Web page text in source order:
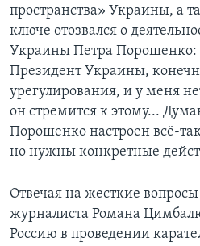
пространства» Украины, а
ключе отозвался о
Украины Петра Порошенко:
Президент Украины,
урегулирования, и у меня
он стремится к этому...
Порошенко настроен всё-
но нужны конкретные
Отвечая на жесткие
журналиста Романа
Россию в проведении